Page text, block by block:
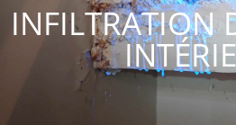
INFILTRATION